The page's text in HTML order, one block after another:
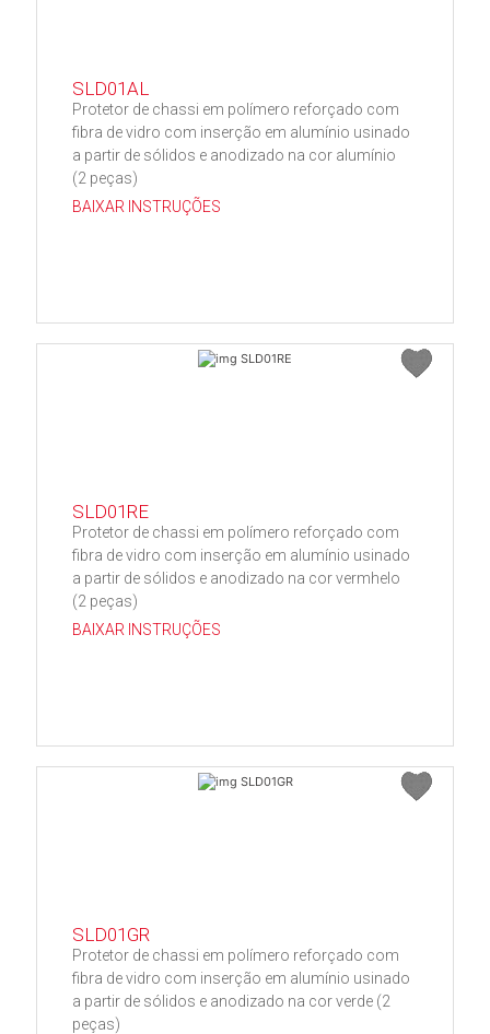
SLD01AL
Protetor de chassi em polímero reforçado com
fibra de vidro com inserção em alumínio usinado
a partir de sólidos e anodizado na cor alumínio
(2 peças)
BAIXAR INSTRUÇÕES
SLD01RE
Protetor de chassi em polímero reforçado com
fibra de vidro com inserção em alumínio usinado
a partir de sólidos e anodizado na cor vermhelo
(2 peças)
BAIXAR INSTRUÇÕES
SLD01GR
Protetor de chassi em polímero reforçado com
fibra de vidro com inserção em alumínio usinado
a partir de sólidos e anodizado na cor verde (2
peças)